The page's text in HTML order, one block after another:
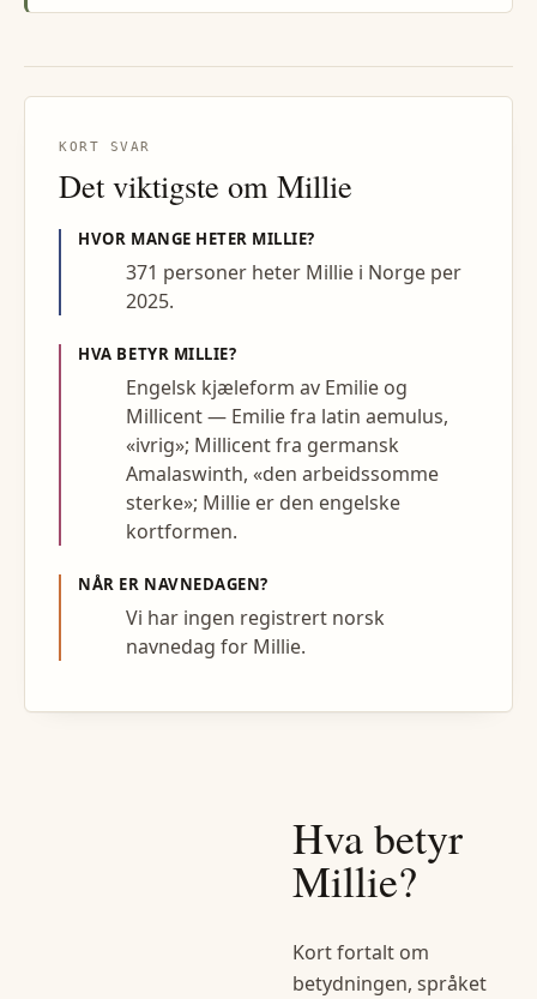
KORT SVAR
Det viktigste om Millie
HVOR MANGE HETER MILLIE?
371 personer heter Millie i Norge per
2025.
HVA BETYR MILLIE?
Engelsk kjæleform av Emilie og
Millicent — Emilie fra latin aemulus,
«ivrig»; Millicent fra germansk
Amalaswinth, «den arbeidssomme
sterke»; Millie er den engelske
kortformen.
NÅR ER NAVNEDAGEN?
Vi har ingen registrert norsk
navnedag for Millie.
Hva betyr
Millie?
Kort fortalt om
betydningen, språket